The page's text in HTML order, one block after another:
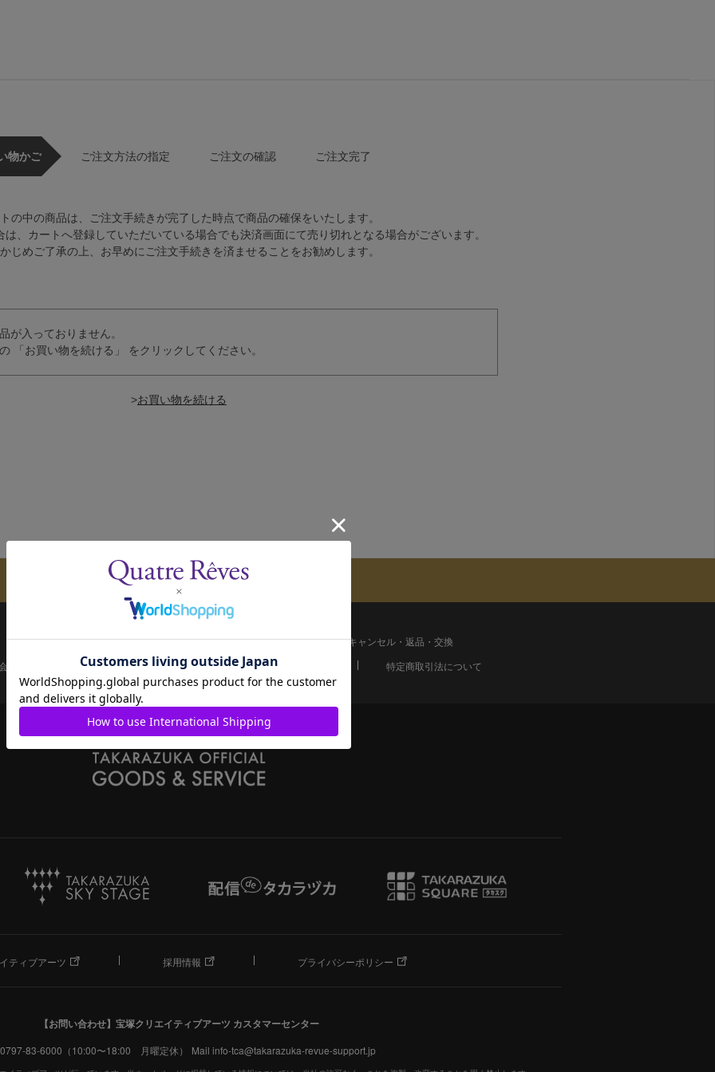
物かご ご注文方法の指定 ご注文の確認 ご注文完了
の中の商品は、ご注文手続きが完了した時点で商品の確保をいたします。
、カートへ登録していただいている場合でも決済画面にて売り切れとなる場合がございます。
じめご了承の上、お早めにご注文手続きを済ませることをお勧めします。
が入っておりません。
「お買い物を続ける」 をクリックしてください。
>
メールマガジンのご案内
配送について お支払い方法 決済について
キャンセル・返品・交換
員ページ 宝塚歌劇共通ID新規会員登録 特定商取引法について
ティブアーツ 採用情報 プライバシーポリシー
【お問い合わせ】 宝塚クリエイティブアーツ カスタマーセンター
83-6000（10:00〜18:00 月曜定休） Mail info-tca@takarazuka-revue-support.jp